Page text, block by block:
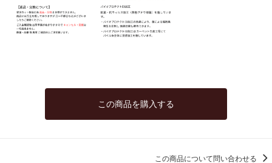
この商品を購入する
この商品について問い合わせる